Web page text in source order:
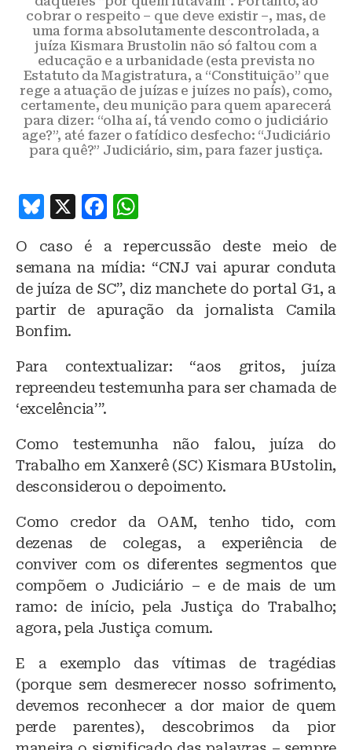
cobrar o respeito – que deve existir –, mas, de
uma forma absolutamente descontrolada, a
juíza Kismara Brustolin não só faltou com a
educação e a urbanidade (esta prevista no
Estatuto da Magistratura, a “Constituição” que
rege a atuação de juízas e juízes no país), como,
certamente, deu munição para quem aparecerá
para dizer: “olha aí, tá vendo como o judiciário
age?”, até fazer o fatídico desfecho: “Judiciário
para quê?” Judiciário, sim, para fazer justiça.
B
e
s
k
y
X
F
c
e
b
o
k
at
s
A
p
O caso é a repercussão deste meio de
semana na mídia: “CNJ vai apurar conduta
de juíza de SC”, diz manchete do portal G1, a
partir de apuração da jornalista Camila
Bonfim.
Para contextualizar: “aos gritos, juíza
repreendeu testemunha para ser chamada de
‘excelência’”.
Como testemunha não falou, juíza do
Trabalho em Xanxerê (SC) Kismara BUstolin,
desconsiderou o depoimento.
Como credor da OAM, tenho tido, com
dezenas de colegas, a experiência de
conviver com os diferentes segmentos que
compõem o Judiciário – e de mais de um
ramo: de início, pela Justiça do Trabalho;
agora, pela Justiça comum.
E a exemplo das vítimas de tragédias
(porque sem desmerecer nosso sofrimento,
devemos reconhecer a dor maior de quem
perde parentes), descobrimos da pior